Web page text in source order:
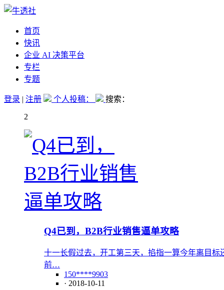
首页
快讯
企业 AI 决策平台
专栏
专题
登录 | 注册 个人投稿： 搜索：
2
Q4已到，B2B行业销售逼单攻略
十一长假过去，开工第三天，掐指一算今年离目
前…
150****9903
· 2018-10-11